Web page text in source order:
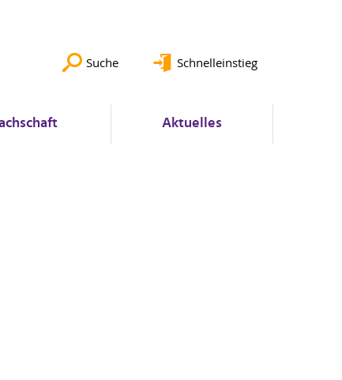
Suche Schnelleinstieg
Aktuelles